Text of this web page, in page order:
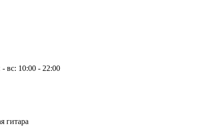
вс: 10:00 - 22:00
гитара